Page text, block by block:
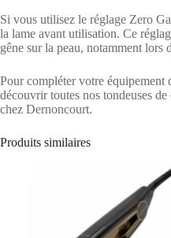
Si vous utilisez le réglage Zero
la lame avant utilisation. Ce
gêne sur la peau, notamment lors
Pour compléter votre équipement
découvrir toutes nos tondeuses
chez Dernoncourt.
Produits similaires